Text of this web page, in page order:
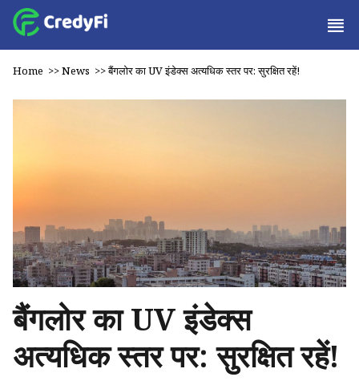
Home >>News >>बैंगलोर का UV इंडेक्स अत्यधिक स्तर पर: सुरक्षित रहें!
बैंगलोर का UV इंडेक्स
अत्यधिक स्तर पर: सुरक्षित रहें!